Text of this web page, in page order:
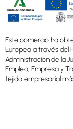
Este comercio ha
Europea a través del
Administración de la
Empleo, Empresa y
tejido empresarial